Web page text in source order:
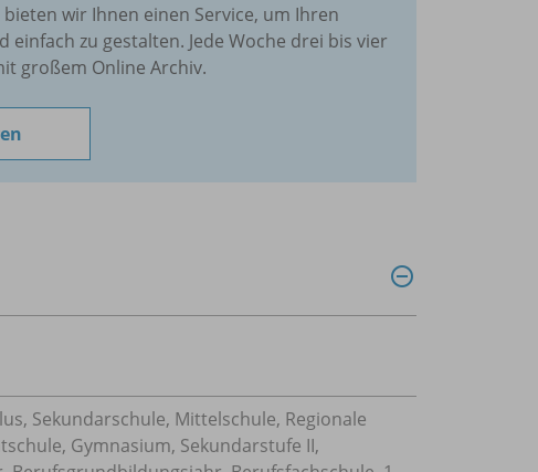
wir Ihnen einen Service, um Ihren
zu gestalten. Jede Woche drei bis vier
großem Online Archiv.
Sekundarschule, Mittelschule, Regionale
Gymnasium, Sekundarstufe II,